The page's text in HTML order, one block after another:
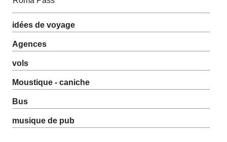
idées de voyage
Agences
vols
Moustique - caniche
Bus
musique de pub